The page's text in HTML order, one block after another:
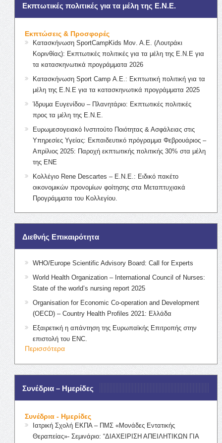
Εκπτωτικές πολιτικές για τα μέλη της Ε.Ν.Ε.
Εκπτώσεις & Προσφορές
Κατασκήνωση SportCampKids Μον. Α.Ε. (Λουτράκι
Κορινθίας): Εκπτωτικές πολιτικές για τα μέλη της Ε.Ν.Ε για
τα κατασκηνωτικά προγράμματα 2026
Κατασκήνωση Sport Camp Α.Ε.: Εκπτωτική πολιτική για τα
μέλη της Ε.Ν.Ε για τα κατασκηνωτικά προγράμματα 2025
Ίδρυμα Ευγενίδου – Πλανητάριο: Εκπτωτικές πολιτικές
προς τα μέλη της Ε.Ν.Ε.
Ευρωμεσογειακό Ινστιτούτο Ποιότητας & Ασφάλειας στις
Υπηρεσίες Υγείας: Εκπαιδευτικό πρόγραμμα Φεβρουάριος –
Απρίλιος 2025: Παροχή εκπτωτικής πολιτικής 30% στα μέλη
της ΕΝΕ
Κολλέγιο Rene Descartes – Ε.Ν.Ε.: Ειδικό πακέτο
οικονομικών προνομίων φοίτησης στα Μεταπτυχιακά
Προγράμματα του Κολλεγίου.
Διεθνής Επικαιρότητα
WHO/Europe Scientific Advisory Board: Call for Experts
World Health Organization – International Council of Nurses:
State of the world’s nursing report 2025
Organisation for Economic Co-operation and Development
(OECD) – Country Health Profiles 2021: Ελλάδα
Εξαιρετική η απάντηση της Ευρωπαϊκής Επιτροπής στην
επιστολή του ENC.
Περισσότερα
Συνέδρια – Ημερίδες
Συνέδρια - Ημερίδες
Ιατρική Σχολή ΕΚΠΑ – ΠΜΣ «Μονάδες Εντατικής
Θεραπείας»- Σεμινάριο: “ΔΙΑΧΕΙΡΙΣΗ ΑΠΕΙΛΗΤΙΚΩΝ ΓΙΑ